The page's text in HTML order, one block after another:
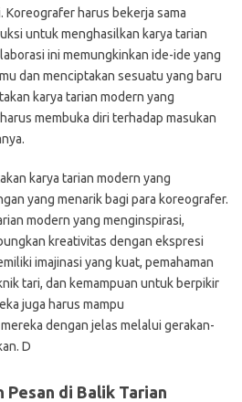
Koreografer harus bekerja sama
untuk menghasilkan karya tarian
ini memungkinkan ide-ide yang
dan menciptakan sesuatu yang baru
karya tarian modern yang
membuka diri terhadap masukan
karya tarian modern yang
yang menarik bagi para koreografer.
modern yang menginspirasi,
kreativitas dengan ekspresi
imajinasi yang kuat, pemahaman
tari, dan kemampuan untuk berpikir
juga harus mampu
dengan jelas melalui gerakan-
D
Pesan di Balik Tarian